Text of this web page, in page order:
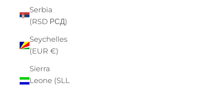
Serbia
(RSD РСД)
Seychelles
(EUR €)
Sierra
Leone (SLL